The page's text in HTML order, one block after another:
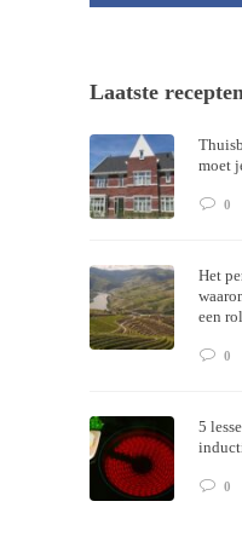
Themes bySilicon
now!
Laatste recepten
moet
0
Het
een
0
5
0